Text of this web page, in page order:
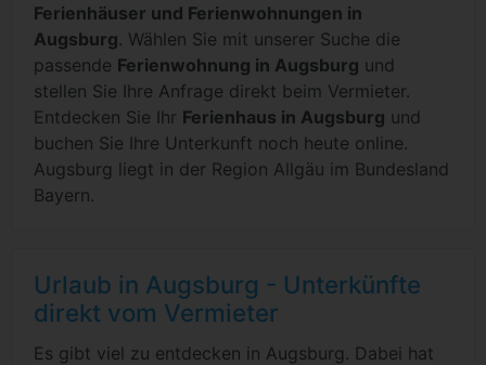
Ferienhäuser und Ferienwohnungen in
Augsburg. Wählen Sie mit unserer Suche die
passende Ferienwohnung in Augsburg und
stellen Sie Ihre Anfrage direkt beim Vermieter.
Entdecken Sie Ihr Ferienhaus in Augsburg und
buchen Sie Ihre Unterkunft noch heute online.
Augsburg liegt in der Region Allgäu im Bundesland
Bayern.
Urlaub in Augsburg - Unterkünfte
direkt vom Vermieter
Es gibt viel zu entdecken in Augsburg. Dabei hat